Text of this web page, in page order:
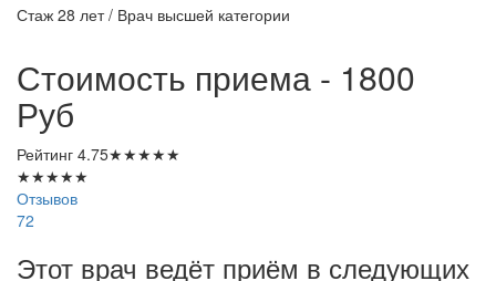
Стаж 28 лет / Врач высшей категории
Стоимость приема - 1800
Руб
Рейтинг 4.75★★★★★
★★★★★
Отзывов
72
Этот врач ведёт приём в следующих